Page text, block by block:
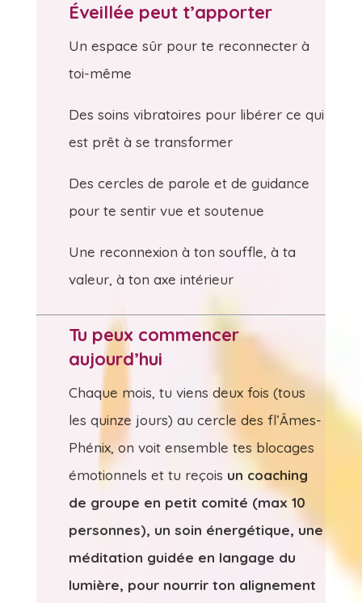
Éveillée peut t’apporter
Un espace sûr pour te reconnecter à
toi-même
Des soins vibratoires pour libérer ce qui
est prêt à se transformer
Des cercles de parole et de guidance
pour te sentir vue et soutenue
Une reconnexion à ton souffle, à ta
valeur, à ton axe intérieur
Tu peux commencer
aujourd’hui
Chaque mois, tu viens deux fois (tous
les quinze jours) au cercle des fl’Âmes-
Phénix, on voit ensemble tes blocages
émotionnels et tu reçois un coaching
de groupe en petit comité (max 10
personnes), un soin énergétique, une
méditation guidée en langage du
lumière, pour nourrir ton alignement